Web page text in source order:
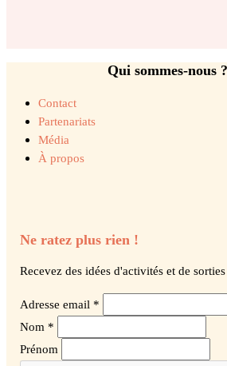
Qui sommes-nous ?
Contact
Partenariats
Média
À propos
Ne ratez plus rien !
Recevez des idées d'activités et de
Adresse email *
Nom *
Prénom